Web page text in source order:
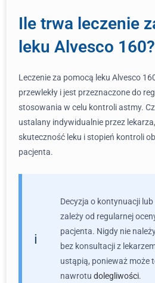
Ile trwa leczenie
leku Alvesco 160?
Leczenie za pomocą leku Alvesco
przewlekły i jest przeznaczone do
stosowania w celu kontroli astmy.
ustalany indywidualnie przez
skuteczność leku i stopień kontroli
pacjenta.
Decyzja o kontynuacji
zależy od regularnej
pacjenta. Nigdy nie
bez konsultacji z
ustąpią, ponieważ może
nawrotu dolegliwości.